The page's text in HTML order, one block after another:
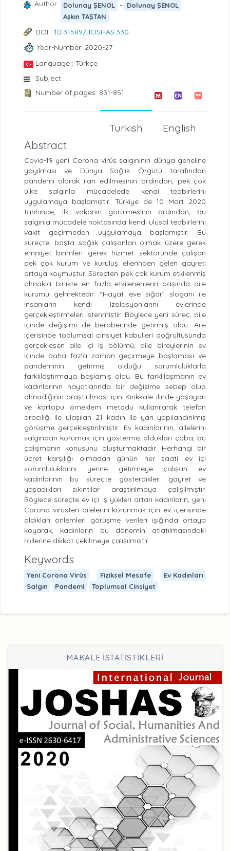
Author
:
Dolunay ŞENOL -
Dolunay ŞENOL
Aşkın TAŞTAN
DOI : 10.31589/JOSHAS.330
Year-Number: 2020-27
Language : Türkçe
Subject :
Number of pages: 831-851
English
Turkish
Abstract
Covid-19 yeni Corona virüs salgınının dünya geneline
yayılması ve Dünya Sağlık Örgütü tarafından
pandemi olarak ilan edilmesinin ardından, pek çok
ülke salgınla mücadelede kendi tedbirlerini
uygulamaya başlamıştır. Türkiye de 10 Mart 2020
tarihinde, ilk vakanın görülmesinin ardından, bu
salgınla mücadele noktasında kendi ulusal tedbirlerini
vakit geçirmeden uygulamaya başlamıştır. Bu
süreçte, başta sağlık çalışanları olmak üzere gerek
emniyet birimleri gerek hizmet sektöründe çalışan
pek çok kurum ve kuruluş ellerinden gelen gayreti
ortaya koymuştur. Süreçten pek çok kurum etkilenmiş
olmakla birlikte en fazla etkilenenlerin başında aile
kurumu gelmektedir. “Hayat eve sığar” sloganı ile
insanların kendi izolasyonlarını evlerinde
gerçekleştirmeleri istenmiştir. Böylece yeni süreç, aile
içinde değişimi de beraberinde getirmiş oldu. Aile
içerisinde toplumsal cinsiyet kabulleri doğrultusunda
gerçekleşen aile içi iş bölümü, aile bireylerinin ev
içinde daha fazla zaman geçirmeye başlaması ve
pandeminin getirmiş olduğu sorumluluklarla
farklılaştırmaya başlamış oldu. Bu farklılaşmanın ev
kadınlarının hayatlarında bir değişime sebep olup
olmadığının araştırılması için Kırıkkale ilinde yaşayan
ve kartopu örneklem metodu kullanılarak telefon
aracılığı ile ulaşılan 21 kadın ile yarı yapılandırılmış
görüşme gerçekleştirilmiştir. Ev kadınlarının, ailelerini
salgından korumak için göstermiş oldukları çaba, bu
çalışmanın konusunu oluşturmaktadır. Herhangi bir
ücret karşılığı olmadan günün her saati ev içi
sorumluluklarını yerine getirmeye çalışan ev
kadınlarının bu süreçte gösterdikleri gayret ve
yaşadıkları sıkıntılar araştırılmaya çalışılmıştır.
Böylece süreçte ev içi iş yükleri artan kadınların, yeni
Corona virüsten ailelerini korunmak için ev içerisinde
aldıkları önlemleri görüşme verileri ışığında ortaya
koyarak, kadınların bu dönemin atlatılmasındaki
rollerine dikkat çekilmeye çalışılmıştır.
Keywords
Yeni Corona Virüs Fiziksel Mesafe
Ev Kadınları
Salgın
Pandemi Toplumsal Cinsiyet
MAKALE İSTATİSTİKLERİ